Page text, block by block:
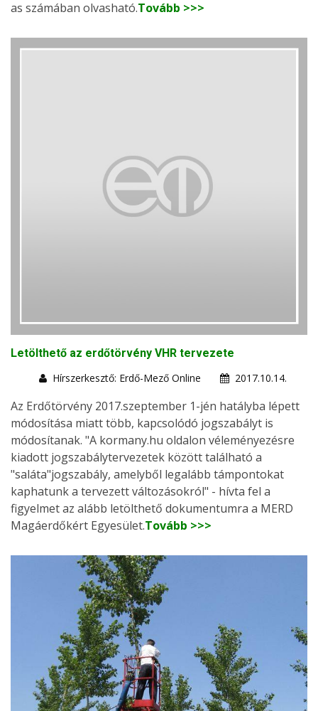
as számában olvasható.Tovább >>>
Letölthető az erdőtörvény VHR tervezete
Hírszerkesztő: Erdő-Mező Online
2017.10.14.
Az Erdőtörvény 2017.szeptember 1-jén hatályba lépett
módosítása miatt több, kapcsolódó jogszabályt is
módosítanak. "A kormany.hu oldalon véleményezésre
kiadott jogszabálytervezetek között található a
"saláta"jogszabály, amelyből legalább támpontokat
kaphatunk a tervezett változásokról" - hívta fel a
figyelmet az alább letölthető dokumentumra a MERD
Magáerdőkért Egyesület.Tovább >>>